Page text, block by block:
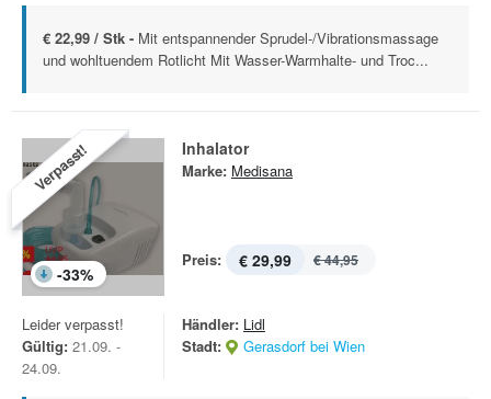
€ 22,99 / Stk - Mit entspannender Sprudel-/Vibrationsmassage
und wohltuendem Rotlicht Mit Wasser-Warmhalte- und Troc...
Verpasst!
-33%
Inhalator
Marke: Medisana
Preis: € 29,99 € 44,95
Leider verpasst!
Gültig: 21.09. -
24.09.
Händler: Lidl
Stadt:
Gerasdorf bei Wien